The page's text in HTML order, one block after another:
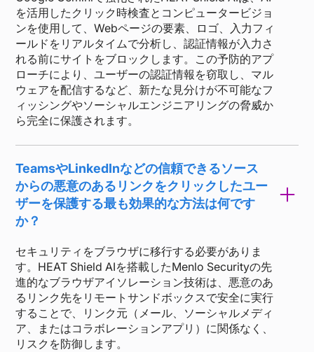
を活用したクリック時検査とコンピュータービジョ
ンを使用して、Webページの要素、ロゴ、入力フィ
ールドをリアルタイムで分析し、認証情報が入力さ
れる前にサイトをブロックします。この予防的アプ
ローチにより、ユーザーの認証情報を窃取し、マル
ウェアを配信するなど、新たな見分けが不可能なフ
ィッシングやソーシャルエンジニアリングの脅威か
ら完全に保護されます。
TeamsやLinkedInなどの信頼できるソース
からの悪意のあるリンクをクリックしたユー
ザーを保護する最も効果的な方法は何です
か？
セキュリティをブラウザに移行する必要がありま
す。HEAT Shield AIを搭載したMenlo Securityの先
進的なブラウザアイソレーション技術は、悪意のあ
るリンク先をリモートサンドボックスで安全に実行
することで、リンク元（メール、ソーシャルメディ
ア、またはコラボレーションアプリ）に関係なく、
リスクを防御します。